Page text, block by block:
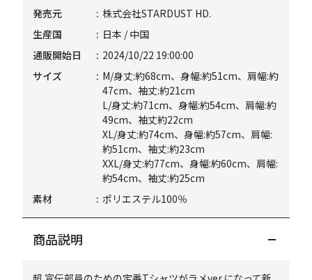
発売元
株式会社STARDUST HD.
生産国
日本 / 中国
通販開始日
2024/10/22 19:00:00
サイズ
M/身丈:約68cm、身幅:約51cm、肩幅:約
47cm、袖丈:約21cm
L/身丈:約71cm、身幅:約54cm、肩幅:約
49cm、袖丈約22cm
XL/身丈:約74cm、身幅:約57cm、肩幅:
約51cm、袖丈:約23cm
XXL/身丈:約77cm、身幅:約60cm、肩幅:
約54cm、袖丈:約25cm
素材
ポリエステル100％
商品説明